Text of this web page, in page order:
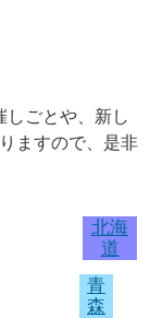
しごとや、新し
ますので、是非
北海
道
青
森